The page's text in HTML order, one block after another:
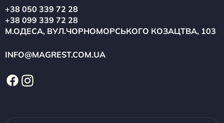
+38 050 339 72 28
+38 099 339 72 28
М.ОДЕСА, ВУЛ.ЧОРНОМОРСЬКОГО КОЗАЦТВА, 103
INFO@MAGREST.COM.UA